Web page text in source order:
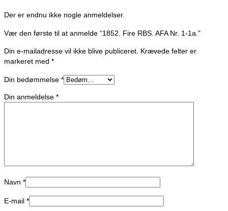
Der er endnu ikke nogle anmeldelser.
Vær den første til at anmelde “1852. Fire RBS. AFA Nr. 1-1a.”
Din e-mailadresse vil ikke blive publiceret. Krævede felter er
markeret med *
Din bedømmelse *
Din anmeldelse *
Navn *
E-mail *